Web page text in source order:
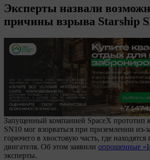
Эксперты назвали
причины взрыва Starship
Запущенный компанией SpaceX прототип
SN10 мог взорваться при приземлении из-
горючего в хвостовую часть, где
двигателя. Об этом заявили опрошенные
эксперты.